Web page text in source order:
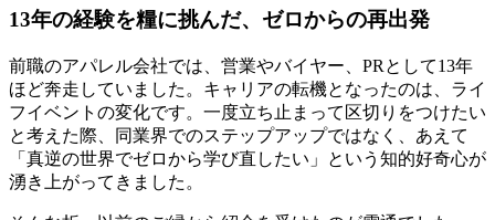
13年の経験を糧に挑んだ、ゼロからの再出発
前職のアパレル会社では、営業やバイヤー、PRとして13年
ほど奔走していました。キャリアの転機となったのは、ライ
フイベントの変化です。一度立ち止まって区切りをつけたい
と考えた際、同業界でのステップアップではなく、あえて
「真逆の世界でゼロから学び直したい」という知的好奇心が
湧き上がってきました。